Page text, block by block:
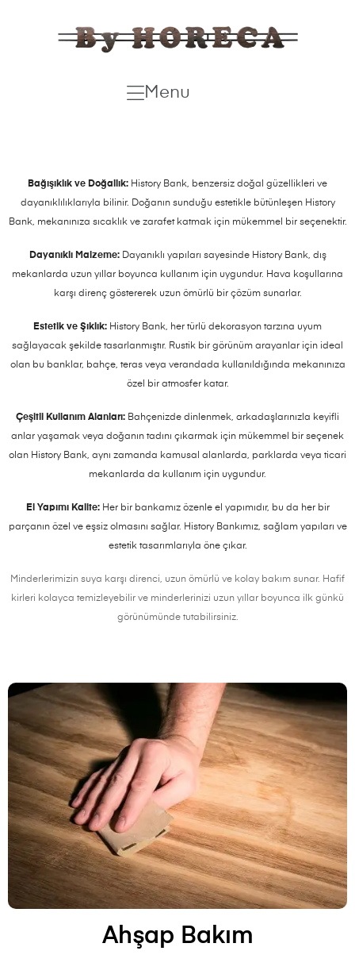
Menu
Bağışıklık ve Doğallık: History Bank, benzersiz doğal güzellikleri ve
dayanıklılıklarıyla bilinir. Doğanın sunduğu estetikle bütünleşen History
Bank, mekanınıza sıcaklık ve zarafet katmak için mükemmel bir seçenektir.
Dayanıklı Malzeme:Dayanıklı yapıları sayesinde History Bank, dış
mekanlarda uzun yıllar boyunca kullanım için uygundur. Hava koşullarına
karşı direnç göstererek uzun ömürlü bir çözüm sunarlar.
Estetik ve Şıklık: History Bank, her türlü dekorasyon tarzına uyum
sağlayacak şekilde tasarlanmıştır. Rustik bir görünüm arayanlar için ideal
olan bu banklar, bahçe, teras veya verandada kullanıldığında mekanınıza
özel bir atmosfer katar.
Çeşitli Kullanım Alanları: Bahçenizde dinlenmek, arkadaşlarınızla keyifli
anlar yaşamak veya doğanın tadını çıkarmak için mükemmel bir seçenek
olan History Bank, aynı zamanda kamusal alanlarda, parklarda veya ticari
mekanlarda da kullanım için uygundur.
El Yapımı Kalite:Her bir bankamız özenle el yapımıdır, bu da her bir
parçanın özel ve eşsiz olmasını sağlar. History Bankımız, sağlam yapıları ve
estetik tasarımlarıyla öne çıkar.
Minderlerimizin suya karşı direnci, uzun ömürlü ve kolay bakım sunar. Hafif
kirleri kolayca temizleyebilir ve minderlerinizi uzun yıllar boyunca ilk günkü
görünümünde tutabilirsiniz.
Ahşap Bakım